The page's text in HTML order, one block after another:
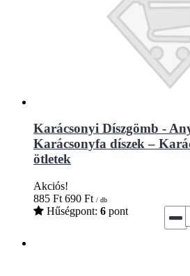
Karácsonyi Díszgömb -
Karácsonyfa díszek –
ötletek
Akciós!
885 Ft 690 Ft / db
Hűségpont: 6 pont